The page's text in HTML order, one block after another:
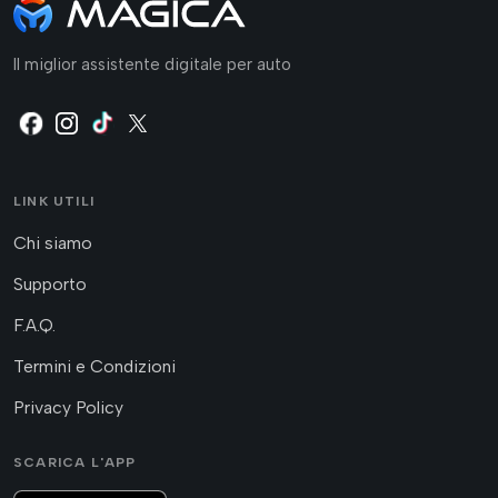
Il miglior assistente digitale per auto
LINK UTILI
Chi siamo
Supporto
F.A.Q.
Termini e Condizioni
Privacy Policy
SCARICA L'APP